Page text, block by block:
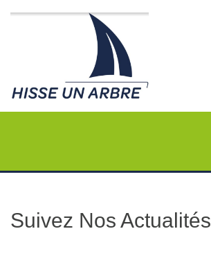
Suivez Nos Actualités